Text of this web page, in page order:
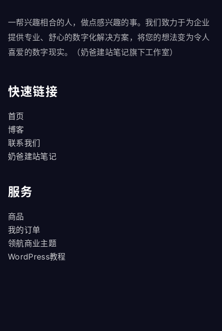
一帮兴趣相合的人，做点感兴趣的事。我们致力于为企业
提供专业、舒心的数字化解决方案，将您的想法变为令人
喜爱的数字现实。（奶爸建站笔记旗下工作室）
快速链接
首页
博客
联系我们
奶爸建站笔记
服务
商品
我的订单
领航商业主题
WordPress教程